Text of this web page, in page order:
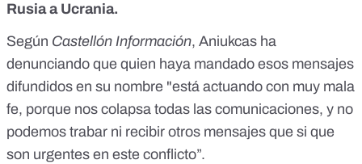
Rusia a Ucrania.
Según Castellón Información, Aniukcas ha
denunciando que quien haya mandado esos mensajes
difundidos en su nombre "está actuando con muy mala
fe, porque nos colapsa todas las comunicaciones, y no
podemos trabar ni recibir otros mensajes que si que
son urgentes en este conflicto”.